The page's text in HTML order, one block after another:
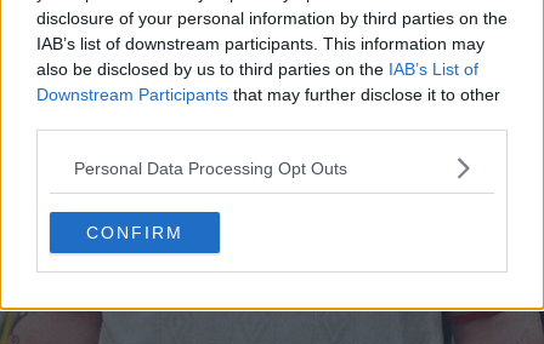
disclosure of your personal information by third parties on the
IAB’s list of downstream participants. This information may
also be disclosed by us to third parties on the IAB’s List of
Downstream Participants that may further disclose it to other
Personal Data Processing Opt Outs
CONFIRM